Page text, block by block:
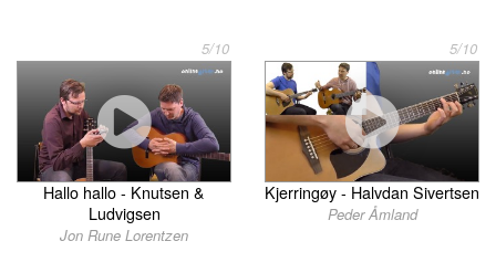
5/10
Hallo hallo - Knutsen &
Ludvigsen
Jon Rune Lorentzen
5/10
Kjerringøy - Halvdan Sivertsen
Peder Åmland